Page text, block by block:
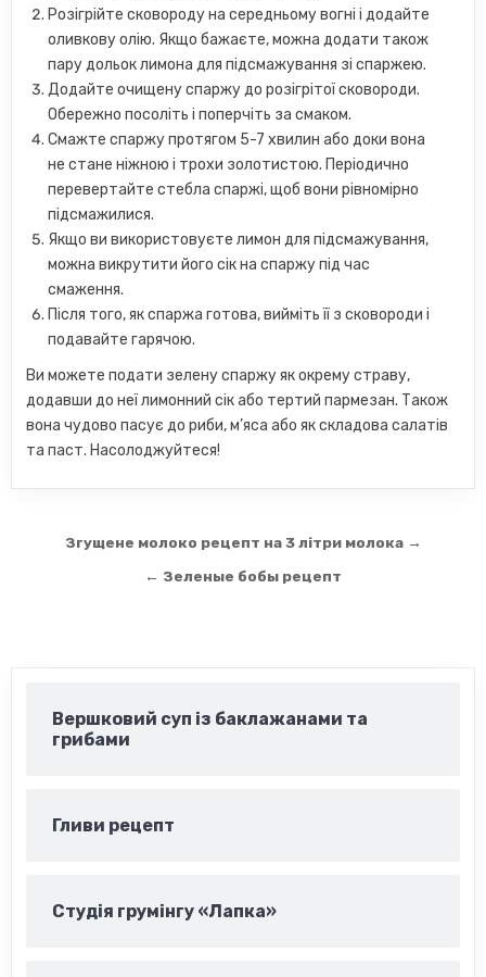
Розігрійте сковороду на середньому вогні і додайте
оливкову олію. Якщо бажаєте, можна додати також
пару дольок лимона для підсмажування зі спаржею.
Додайте очищену спаржу до розігрітої сковороди.
Обережно посоліть і поперчіть за смаком.
Смажте спаржу протягом 5-7 хвилин або доки вона
не стане ніжною і трохи золотистою. Періодично
перевертайте стебла спаржі, щоб вони рівномірно
підсмажилися.
Якщо ви використовуєте лимон для підсмажування,
можна викрутити його сік на спаржу під час
смаження.
Після того, як спаржа готова, вийміть її з сковороди і
подавайте гарячою.
Ви можете подати зелену спаржу як окрему страву,
додавши до неї лимонний сік або тертий пармезан. Також
вона чудово пасує до риби, м’яса або як складова салатів
та паст. Насолоджуйтеся!
Навігація
Згущене молоко рецепт на 3 літри молока →
← Зеленые бобы рецепт
Вершковий суп із баклажанами та
грибами
Гливи рецепт
Студія грумінгу «Лапка»